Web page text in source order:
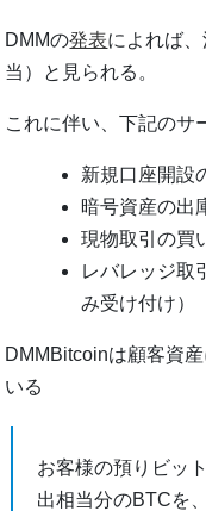
DMMの発表によれば
当）と見られる。
これに伴い、下記のサ
新規口座開設
暗号資産の出
現物取引の買
レバレッジ取
み受け付け）
DMMBitcoinは顧客資
いる
お客様の預りビッ
出相当分のBTCを